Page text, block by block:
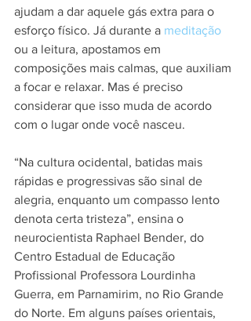
ajudam a dar aquele gás extra para o
esforço físico. Já durante a meditação
ou a leitura, apostamos em
composições mais calmas, que auxiliam
a focar e relaxar. Mas é preciso
considerar que isso muda de acordo
com o lugar onde você nasceu.
“Na cultura ocidental, batidas mais
rápidas e progressivas são sinal de
alegria, enquanto um compasso lento
denota certa tristeza”, ensina o
neurocientista Raphael Bender, do
Centro Estadual de Educação
Profissional Professora Lourdinha
Guerra, em Parnamirim, no Rio Grande
do Norte. Em alguns países orientais,